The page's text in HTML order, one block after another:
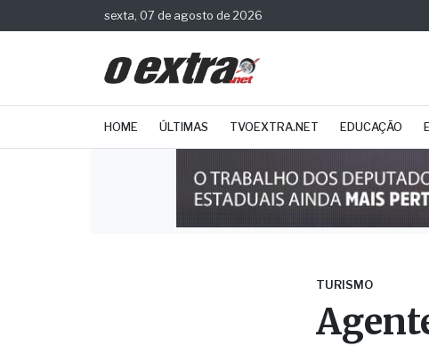
sexta, 07 de agosto de 2026
HOME ÚLTIMAS TVOEXTRA.NET EDUCAÇÃO
TURISMO